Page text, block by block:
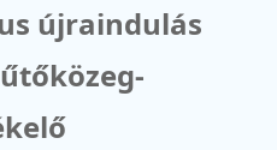
újraindulás